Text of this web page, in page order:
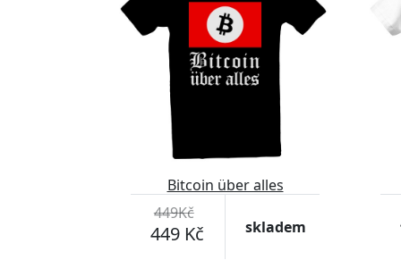
Bitcoin über alles
449Kč
449 Kč skladem